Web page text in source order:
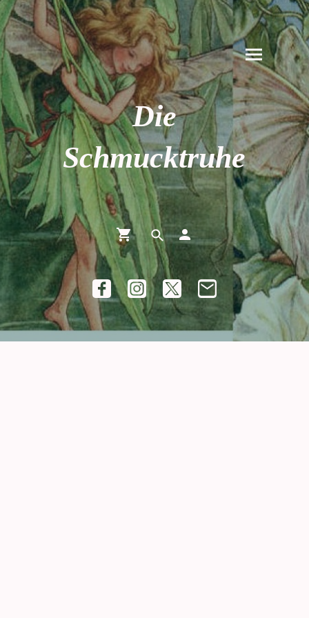
Die
Schmucktruhe